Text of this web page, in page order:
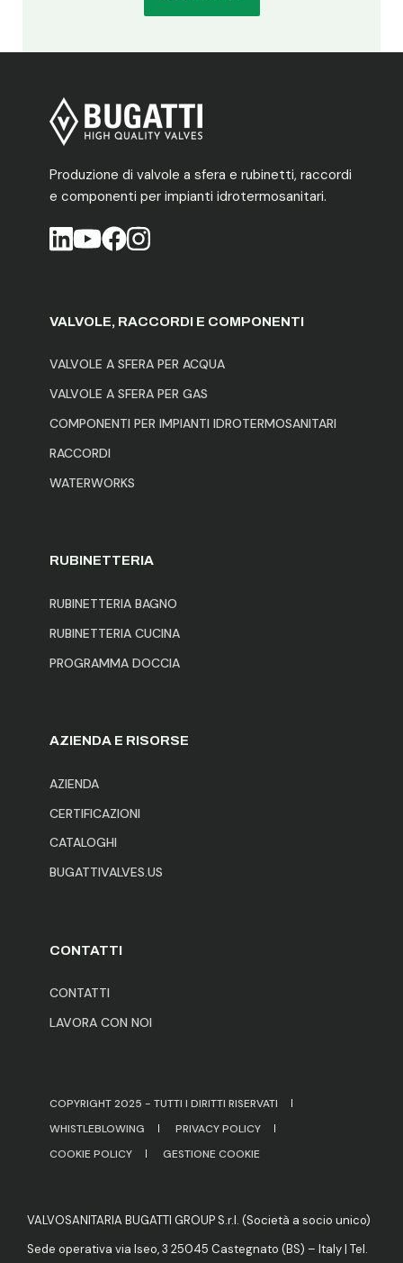
Produzione di valvole a sfera e rubinetti, raccordi
e componenti per impianti idrotermosanitari.
Si apre in una nuova scheda
VALVOLE, RACCORDI E COMPONENTI
VALVOLE A SFERA PER ACQUA
VALVOLE A SFERA PER GAS
COMPONENTI PER IMPIANTI IDROTERMOSANITARI
RACCORDI
WATERWORKS
RUBINETTERIA
RUBINETTERIA BAGNO
RUBINETTERIA CUCINA
PROGRAMMA DOCCIA
AZIENDA E RISORSE
AZIENDA
CERTIFICAZIONI
CATALOGHI
BUGATTIVALVES.US
CONTATTI
CONTATTI
LAVORA CON NOI
COPYRIGHT 2025 - TUTTI I DIRITTI RISERVATI
WHISTLEBLOWING
PRIVACY POLICY
COOKIE POLICY
GESTIONE COOKIE
VALVOSANITARIA BUGATTI GROUP S.r.l. (Società a socio unico)
Sede operativa via Iseo, 3 25045 Castegnato (BS) – Italy | Tel.